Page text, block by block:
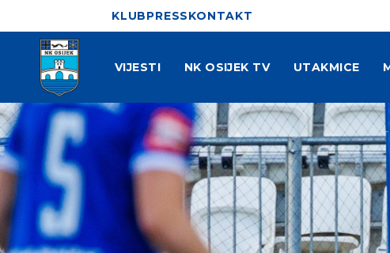
KLUBPRESSKONTAKT
VIJESTI NK OSIJEK TV UTAKMICE